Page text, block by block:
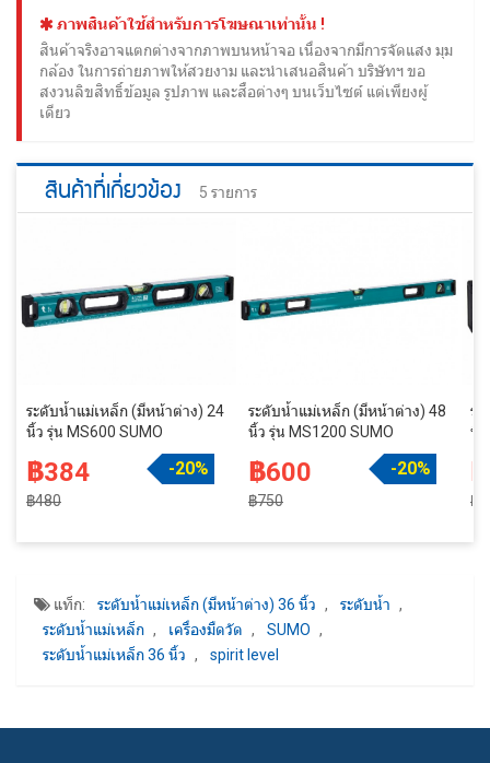
ภาพสินค้าใช้สำหรับการโฆษณาเท่านั้น !
สินค้าจริงอาจแตกต่างจากภาพบนหน้าจอ เนื่องจากมีการจัดแสง มุม
กล้อง ในการถ่ายภาพให้สวยงาม และนำเสนอสินค้า บริษัทฯ ขอ
สงวนลิขสิทธิ์ข้อมูล รูปภาพ และสื่อต่างๆ บนเว็บไซต์ แต่เพียงผู้
เดียว
สินค้าที่เกี่ยวข้อง 5 รายการ
ระดับน้ำแม่เหล็ก (มีหน้าต่าง) 24
นิ้ว รุ่น MS600 SUMO
-20%
฿384
฿480
ระดับน้ำแม่เหล็ก (มีหน้าต่าง) 48
นิ้ว รุ่น MS1200 SUMO
-20%
฿600
฿750
ร
นิ้ว
฿
แท็ก: ระดับน้ำแม่เหล็ก (มีหน้าต่าง) 36 นิ้ว , ระดับน้ำ ,
ระดับน้ำแม่เหล็ก , เครื่องมืดวัด , SUMO ,
ระดับน้ำแม่เหล็ก 36 นิ้ว , spirit level